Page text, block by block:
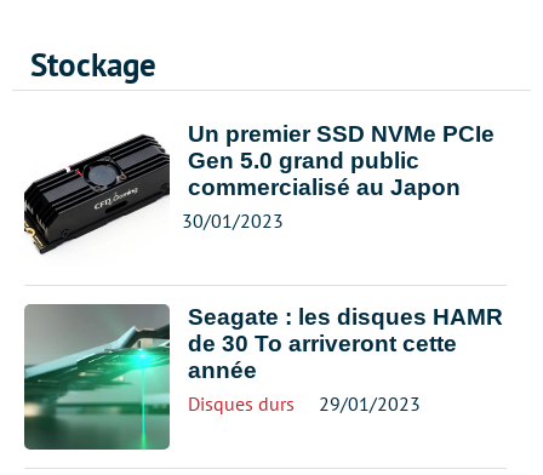
Stockage
Un premier SSD NVMe PCIe
Gen 5.0 grand public
commercialisé au Japon
30/01/2023
Seagate : les disques HAMR
de 30 To arriveront cette
année
Disques durs 29/01/2023